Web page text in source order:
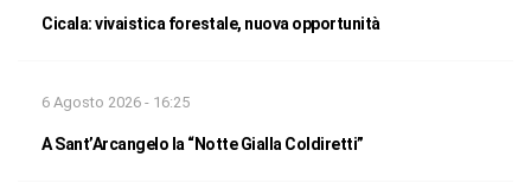
Cicala: vivaistica forestale, nuova opportunità
6 Agosto 2026 - 16:25
A Sant’Arcangelo la “Notte Gialla Coldiretti”